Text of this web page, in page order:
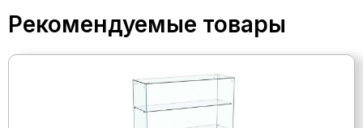
Рекомендуемые товары